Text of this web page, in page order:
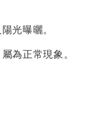
光曝曬。
為正常現象。